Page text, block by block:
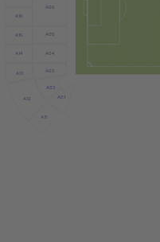
A01
A11
A06
A05
A04
A03
A02
A16
A15
A14
A13
A12